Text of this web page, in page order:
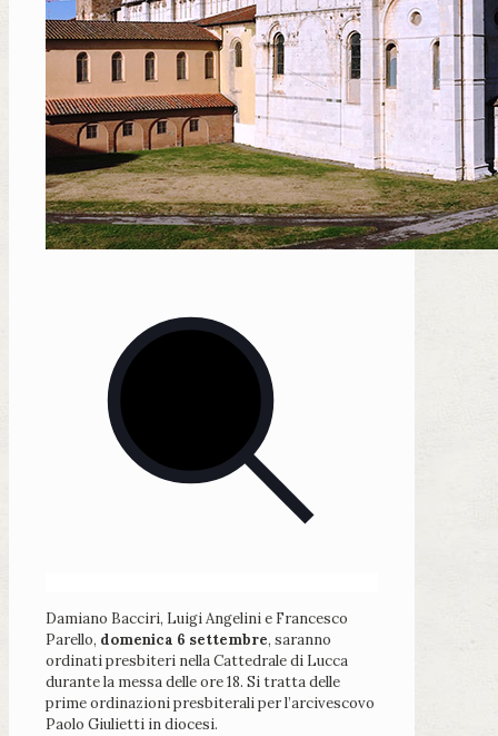
Damiano Bacciri, Luigi Angelini e Francesco
Parello, domenica 6 settembre, saranno
ordinati presbiteri nella Cattedrale di Lucca
durante la messa delle ore 18. Si tratta delle
prime ordinazioni presbiterali per l’arcivescovo
Paolo Giulietti in diocesi.